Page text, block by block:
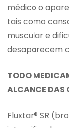
médico o
tais como
muscular e
desaparecem
TODO
ALCANCE DAS
Fluxtar® SR